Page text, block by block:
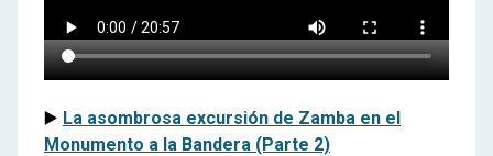
▶️ La asombrosa excursión de Zamba en el
Monumento a la Bandera (Parte 2)